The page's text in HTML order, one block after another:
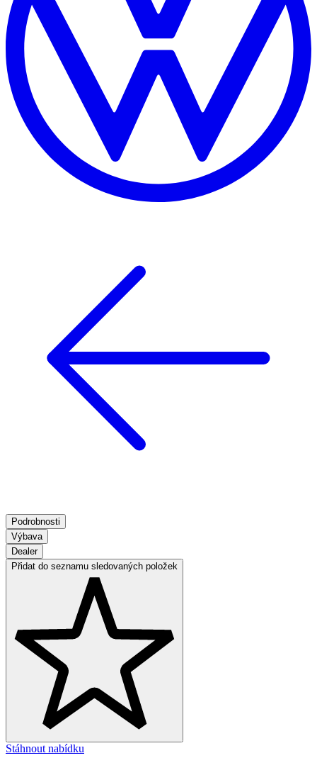
Podrobnosti
Výbava
Dealer
Přidat do seznamu sledovaných položek
Stáhnout nabídku